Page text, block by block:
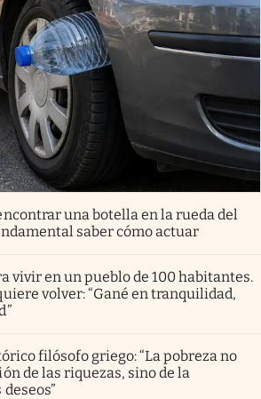
una botella en la rueda del
saber cómo actuar
vivir en un pueblo de 100 habitantes.
volver: “Gané en tranquilidad,
filósofo griego: “La pobreza no
de las riquezas, sino de la